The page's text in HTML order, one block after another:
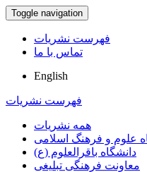
Toggle navigation
فهرست نشریات
تماس با ما
English
فهرست نشریات
همه نشریات
علوم و فرهنگ اسلامی
دانشگاه باقرالعلوم (ع)
معاونت فرهنگی تبلیغی